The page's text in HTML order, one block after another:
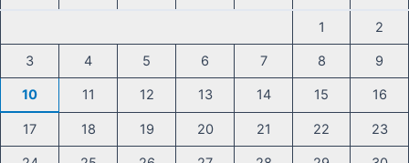
1 2
3 4 5 6 7 8 9
10 11 12 13 14 15 16
17 18 19 20 21 22 23